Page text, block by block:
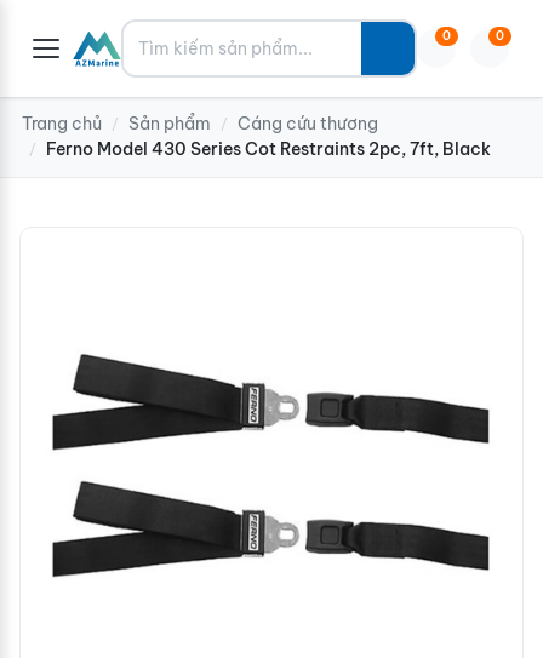
Tìm kiếm 0 0
Trang chủ / Sản phẩm / Cáng cứu thương
/ Ferno Model 430 Series Cot Restraints 2pc, 7ft, Black